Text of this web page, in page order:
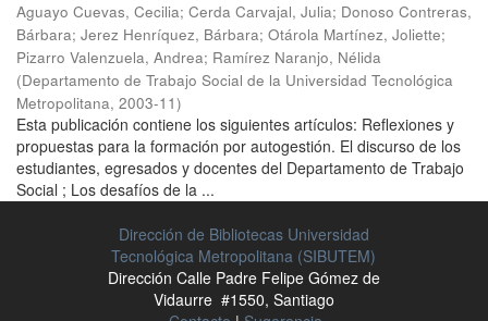
Aguayo Cuevas, Cecilia; Cerda Carvajal, Julia; Donoso Contreras,
Bárbara; Jerez Henríquez, Bárbara; Otárola Martínez, Joliette;
Pizarro Valenzuela, Andrea; Ramírez Naranjo, Nélida
(Departamento de Trabajo Social de la Universidad Tecnológica
Metropolitana, 2003-11)
Esta publicación contiene los siguientes artículos: Reflexiones y
propuestas para la formación por autogestión. El discurso de los
estudiantes, egresados y docentes del Departamento de Trabajo
Social ; Los desafíos de la ...
Dirección de Bibliotecas Universidad
Tecnológica Metropolitana (SIBUTEM)
Dirección Calle Padre Felipe Gómez de
Vidaurre #1550, Santiago